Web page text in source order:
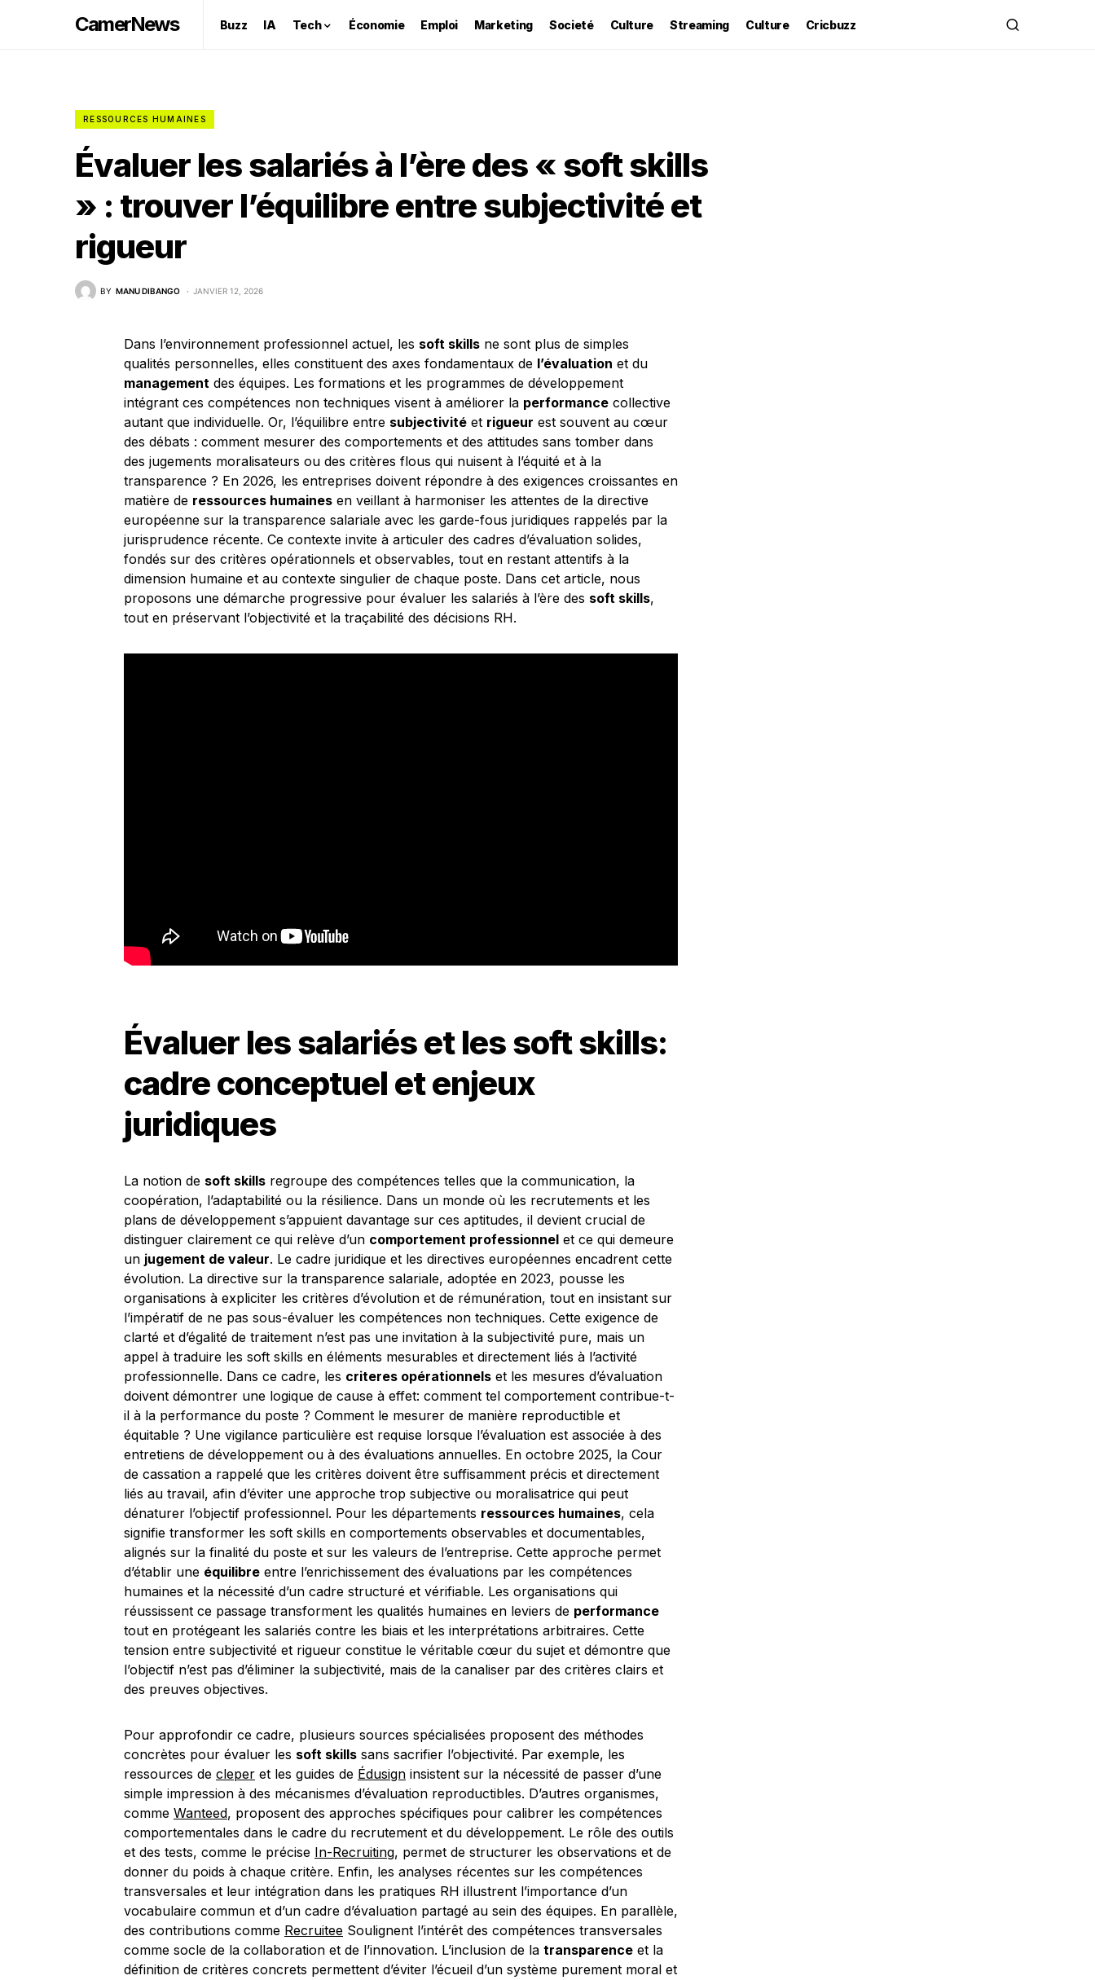
CamerNews Buzz IA Tech Économie Emploi Marketing Societé Culture Streaming Culture Cricbuzz
RESSOURCES HUMAINES
Évaluer les salariés à l’ère des « soft skills
» : trouver l’équilibre entre subjectivité et
rigueur
BY MANU DIBANGO JANVIER 12, 2026
Dans l’environnement professionnel actuel, les soft skills ne sont plus de simples
qualités personnelles, elles constituent des axes fondamentaux de l’évaluation et du
management des équipes. Les formations et les programmes de développement
intégrant ces compétences non techniques visent à améliorer la performance collective
autant que individuelle. Or, l’équilibre entre subjectivité et rigueur est souvent au cœur
des débats : comment mesurer des comportements et des attitudes sans tomber dans
des jugements moralisateurs ou des critères flous qui nuisent à l’équité et à la
transparence ? En 2026, les entreprises doivent répondre à des exigences croissantes en
matière de ressources humaines en veillant à harmoniser les attentes de la directive
européenne sur la transparence salariale avec les garde-fous juridiques rappelés par la
jurisprudence récente. Ce contexte invite à articuler des cadres d’évaluation solides,
fondés sur des critères opérationnels et observables, tout en restant attentifs à la
dimension humaine et au contexte singulier de chaque poste. Dans cet article, nous
proposons une démarche progressive pour évaluer les salariés à l’ère des soft skills,
tout en préservant l’objectivité et la traçabilité des décisions RH.
Évaluer les salariés et les soft skills:
cadre conceptuel et enjeux
juridiques
La notion de soft skills regroupe des compétences telles que la communication, la
coopération, l’adaptabilité ou la résilience. Dans un monde où les recrutements et les
plans de développement s’appuient davantage sur ces aptitudes, il devient crucial de
distinguer clairement ce qui relève d’un comportement professionnel et ce qui demeure
un jugement de valeur. Le cadre juridique et les directives européennes encadrent cette
évolution. La directive sur la transparence salariale, adoptée en 2023, pousse les
organisations à expliciter les critères d’évolution et de rémunération, tout en insistant sur
l’impératif de ne pas sous-évaluer les compétences non techniques. Cette exigence de
clarté et d’égalité de traitement n’est pas une invitation à la subjectivité pure, mais un
appel à traduire les soft skills en éléments mesurables et directement liés à l’activité
professionnelle. Dans ce cadre, les criteres opérationnels et les mesures d’évaluation
doivent démontrer une logique de cause à effet: comment tel comportement contribue-t-
il à la performance du poste ? Comment le mesurer de manière reproductible et
équitable ? Une vigilance particulière est requise lorsque l’évaluation est associée à des
entretiens de développement ou à des évaluations annuelles. En octobre 2025, la Cour
de cassation a rappelé que les critères doivent être suffisamment précis et directement
liés au travail, afin d’éviter une approche trop subjective ou moralisatrice qui peut
dénaturer l’objectif professionnel. Pour les départements ressources humaines, cela
signifie transformer les soft skills en comportements observables et documentables,
alignés sur la finalité du poste et sur les valeurs de l’entreprise. Cette approche permet
d’établir une équilibre entre l’enrichissement des évaluations par les compétences
humaines et la nécessité d’un cadre structuré et vérifiable. Les organisations qui
réussissent ce passage transforment les qualités humaines en leviers de performance
tout en protégeant les salariés contre les biais et les interprétations arbitraires. Cette
tension entre subjectivité et rigueur constitue le véritable cœur du sujet et démontre que
l’objectif n’est pas d’éliminer la subjectivité, mais de la canaliser par des critères clairs et
des preuves objectives.
Pour approfondir ce cadre, plusieurs sources spécialisées proposent des méthodes
concrètes pour évaluer les soft skills sans sacrifier l’objectivité. Par exemple, les
ressources de cleper et les guides de Édusign insistent sur la nécessité de passer d’une
simple impression à des mécanismes d’évaluation reproductibles. D’autres organismes,
comme Wanteed, proposent des approches spécifiques pour calibrer les compétences
comportementales dans le cadre du recrutement et du développement. Le rôle des outils
et des tests, comme le précise In-Recruiting, permet de structurer les observations et de
donner du poids à chaque critère. Enfin, les analyses récentes sur les compétences
transversales et leur intégration dans les pratiques RH illustrent l’importance d’un
vocabulaire commun et d’un cadre d’évaluation partagé au sein des équipes. En parallèle,
des contributions comme Recruitee Soulignent l’intérêt des compétences transversales
comme socle de la collaboration et de l’innovation. L’inclusion de la transparence et la
définition de critères concrets permettent d’éviter l’écueil d’un système purement moral et